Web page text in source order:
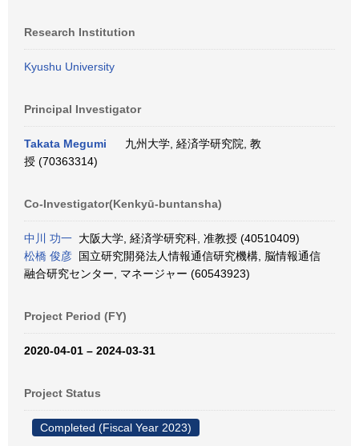
Research Institution
Kyushu University
Principal Investigator
Takata Megumi
九州大学, 経済学研究院, 教
授 (70363314)
Co-Investigator(Kenkyū-buntansha)
中川 功一 大阪大学, 経済学研究科, 准教授 (40510409)
松橋 俊彦 国立研究開発法人情報通信研究機構, 脳情報通信
融合研究センター, マネージャー (60543923)
Project Period (FY)
2020-04-01 – 2024-03-31
Project Status
Completed (Fiscal Year 2023)